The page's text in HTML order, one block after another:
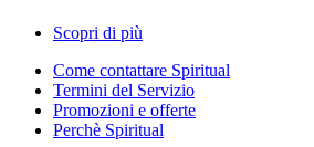
Scopri di più
Come contattare Spiritual
Termini del Servizio
Promozioni e offerte
Perchè Spiritual